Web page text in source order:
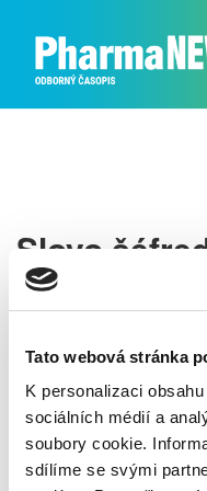
Tato webová stránka
K personalizaci
sociálních médií a
soubory cookie.
sdílíme se svými
Slovo